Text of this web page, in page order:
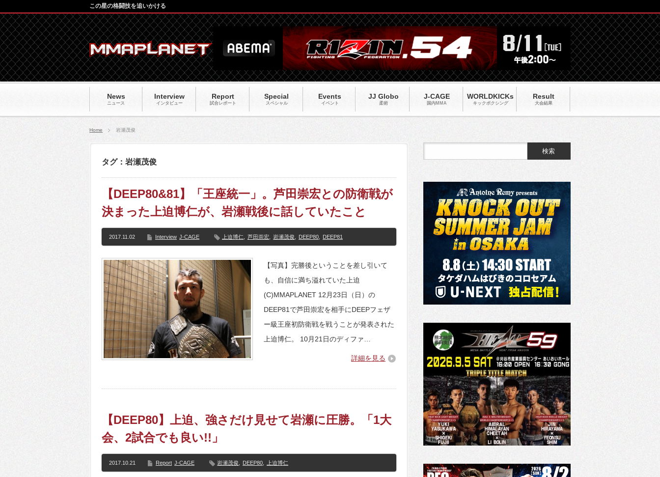
News
ニュース
Interview
インタビュー
Report
試合レポート
Special
スペシャル
Events
イベント
JJ Globo
柔術
J-CAGE
国内MMA
WORLDKICKs
キックポクシング
Result
大会結果
この星の格闘技を追いかける
Home 岩瀬茂俊
タグ：岩瀬茂俊
【DEEP80&81】「王座統一」。芦田崇宏との防衛戦が
決まった上迫博仁が、岩瀬戦後に話していたこと
2017.11.02 Interview J-CAGE 上迫博仁 芦田崇宏 岩瀬茂俊 DEEP80 DEEP81
【写真】完勝後ということを差し引いて
も、自信に満ち溢れていた上迫
(C)MMAPLANET 12月23日（日）の
DEEP81で芦田崇宏を相手にDEEPフェザ
ー級王座初防衛戦を戦うことが発表された
上迫博仁。 10月21日のディファ…
詳細を見る
【DEEP80】上迫、強さだけ見せて岩瀬に圧勝。「1大
会、2試合でも良い!!」
2017.10.21 Report J-CAGE 岩瀬茂俊 DEEP80 上迫博仁